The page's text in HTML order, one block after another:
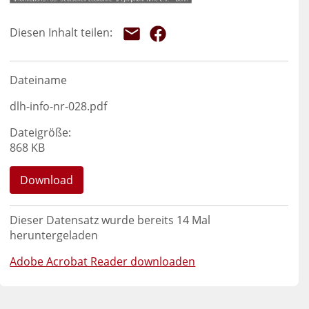
Dateiname
dlh-info-nr-028.pdf
Dateigröße:
868 KB
Download
Dieser Datensatz wurde bereits 14 Mal
heruntergeladen
Adobe Acrobat Reader downloaden